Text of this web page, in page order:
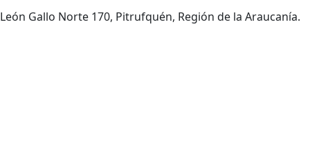
León Gallo Norte 170, Pitrufquén, Región de la Araucanía.